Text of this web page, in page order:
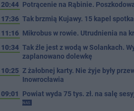
20:44 Potrącenie na Rąbinie.
17:36 Tak brzmią Kujawy. 15 kapel
11:16 Mikrobus w rowie. Utrudnienia na
10:34 Tak źle jest z wodą w Solankach.
zaplanowano dolewkę
10:25 Z żałobnej karty. Nie żyje były
Inowrocławia
09:01
Powiat wyda 75 tys. zł. na salę
NAS